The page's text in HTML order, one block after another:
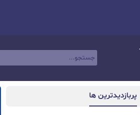
پربازدیدترین ها